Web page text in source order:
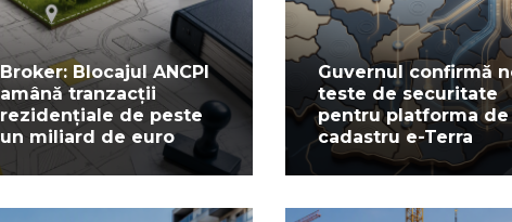
Broker: Blocajul ANCPI
amână tranzacții
rezidențiale de peste
un miliard de euro
Guvernul confirmă
teste de securitate
pentru platforma de
cadastru e-Terra